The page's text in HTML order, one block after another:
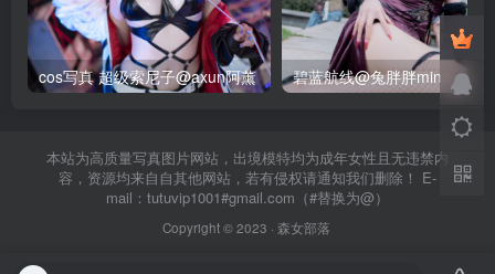
cos写真 超级索尼子@axun阿薰 碧蓝航线@兔胖胖min
本站为高质量写真图片网站，出境模特均为成年女性且无违禁内
容，资源均来自自其他网站，若有侵权请通知我们删除！ E-
mail：tutuvip1001#gmail.com（#替换为@）
Copyright © 2023 · 森女部落